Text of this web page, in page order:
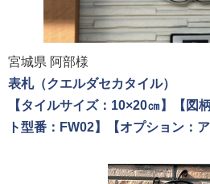
宮城県 阿部様
表札（クエルダセカタイル）
【タイルサイズ：10×20㎝】【図
ト型番：FW02】【オプション：